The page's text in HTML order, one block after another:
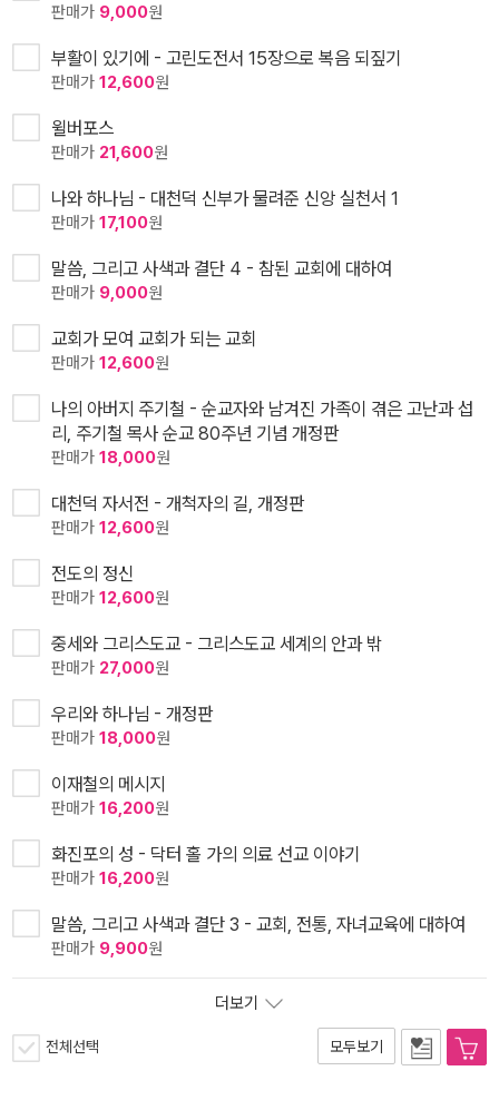
판매가 9,000원
부활이 있기에 - 고린도전서 15장으로 복음 되짚기
판매가 12,600원
윌버포스
판매가 21,600원
나와 하나님 - 대천덕 신부가 물려준 신앙 실천서 1
판매가 17,100원
말씀, 그리고 사색과 결단 4 - 참된 교회에 대하여
판매가 9,000원
교회가 모여 교회가 되는 교회
판매가 12,600원
나의 아버지 주기철 - 순교자와 남겨진 가족이 겪은 고난과 섭
리, 주기철 목사 순교 80주년 기념 개정판
판매가 18,000원
대천덕 자서전 - 개척자의 길, 개정판
판매가 12,600원
전도의 정신
판매가 12,600원
중세와 그리스도교 - 그리스도교 세계의 안과 밖
판매가 27,000원
우리와 하나님 - 개정판
판매가 18,000원
이재철의 메시지
판매가 16,200원
화진포의 성 - 닥터 홀 가의 의료 선교 이야기
판매가 16,200원
말씀, 그리고 사색과 결단 3 - 교회, 전통, 자녀교육에 대하여
판매가 9,900원
더보기
전체선택 모두보기